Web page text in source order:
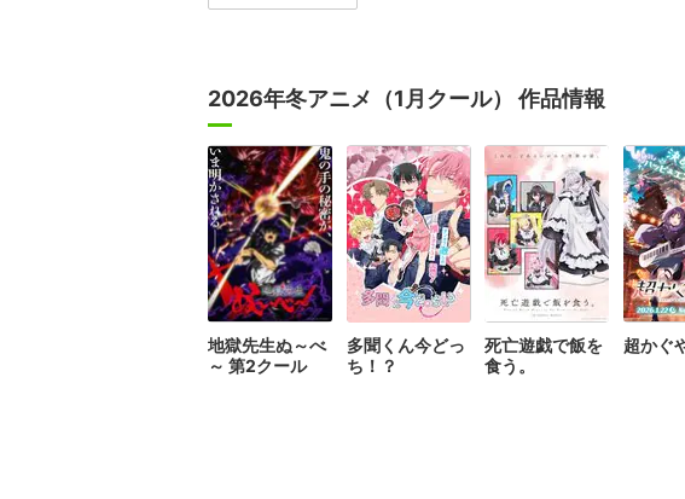
2026年冬アニメ（1月クール） 作品情報
地獄先生ぬ～べ
～ 第2クール
多聞くん今どっ
ち！？
死亡遊戯で飯を
食う。
超かぐ